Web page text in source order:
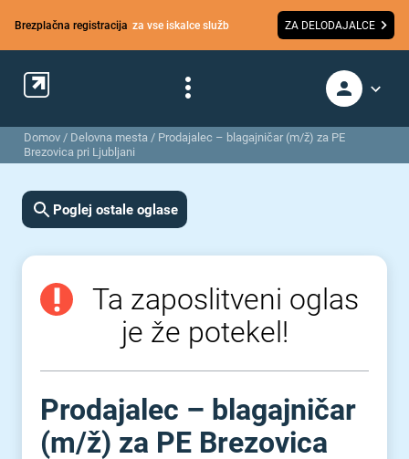
Brezplačna registracija za vse iskalce služb ZA DELODAJALCE
Domov / Delovna mesta / Prodajalec – blagajničar (m/ž) za PE
Brezovica pri Ljubljani
Poglej ostale oglase
Ta zaposlitveni oglas
je že potekel!
Prodajalec – blagajničar
(m⁠/⁠ž) za PE Brezovica